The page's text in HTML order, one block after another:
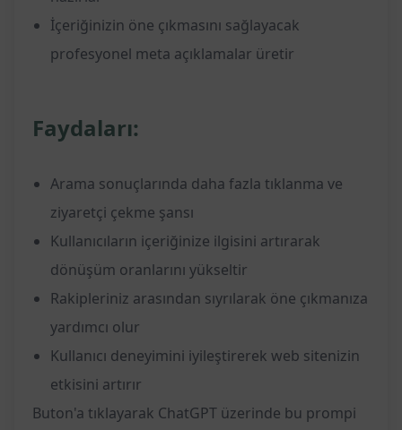
İçeriğinizin öne çıkmasını sağlayacak
profesyonel meta açıklamalar üretir
Faydaları:
Arama sonuçlarında daha fazla tıklanma ve
ziyaretçi çekme şansı
Kullanıcıların içeriğinize ilgisini artırarak
dönüşüm oranlarını yükseltir
Rakipleriniz arasından sıyrılarak öne çıkmanıza
yardımcı olur
Kullanıcı deneyimini iyileştirerek web sitenizin
etkisini artırır
Buton'a tıklayarak ChatGPT üzerinde bu prompi